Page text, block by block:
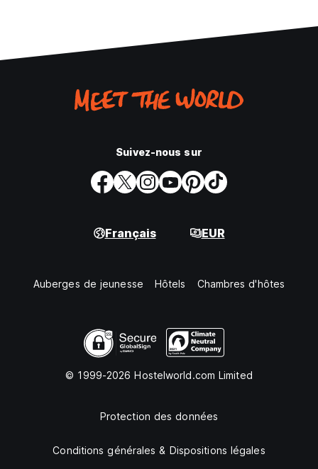
Suivez-nous sur
Français EUR
Auberges de jeunesse Hôtels Chambres d'hôtes
© 1999-2026 Hostelworld.com Limited
Protection des données
Conditions générales & Dispositions légales